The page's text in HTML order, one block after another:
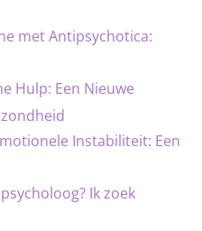
met Antipsychotica:
Hulp: Een Nieuwe
Instabiliteit: Een
Ik zoek